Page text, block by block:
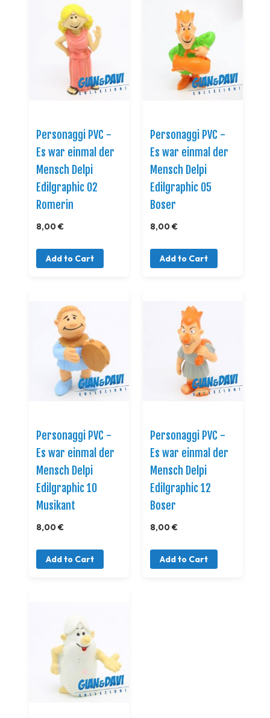
Personaggi PVC -
Es war einmal der
Mensch Delpi
Edilgraphic 02
Romerin
8,00 €
Add to Cart
Personaggi PVC -
Es war einmal der
Mensch Delpi
Edilgraphic 05
Boser
8,00 €
Add to Cart
Personaggi PVC -
Es war einmal der
Mensch Delpi
Edilgraphic 10
Musikant
8,00 €
Add to Cart
Personaggi PVC -
Es war einmal der
Mensch Delpi
Edilgraphic 12
Boser
8,00 €
Add to Cart